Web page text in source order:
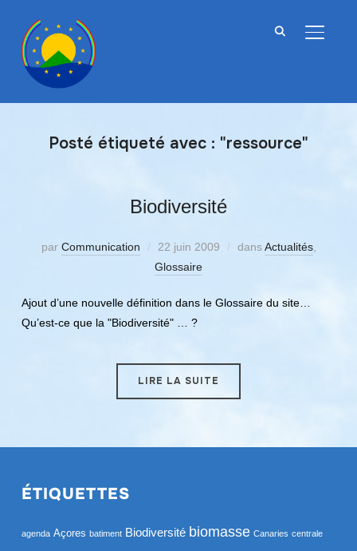
Posté étiqueté avec : "ressource"
Biodiversité
par Communication 22 juin 2009 dansActualités,
Glossaire
Ajout d’une nouvelle définition dans le Glossaire du site…
Qu’est-ce que la "Biodiversité" … ?
LIRE LA SUITE
ÉTIQUETTES
agenda Açores batiment Biodiversité biomasse Canaries centrale